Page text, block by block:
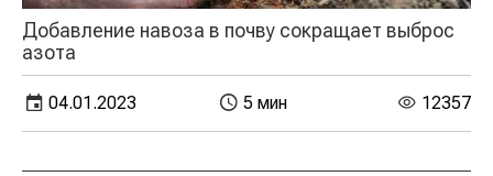
Добавление навоза в почву сокращает выброс
азота
04.01.2023 5 мин 12357